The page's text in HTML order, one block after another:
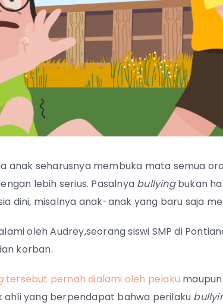
anak seharusnya membuka mata semua
lebih serius. Pasalnya bullyingbukan
dini, misalnya anak-anak yang baru saja
oleh Audrey,seorang siswi SMP di
korban.
tersebut pernah dialami oleh pelaku
ahli yang berpendapat bahwa perilaku